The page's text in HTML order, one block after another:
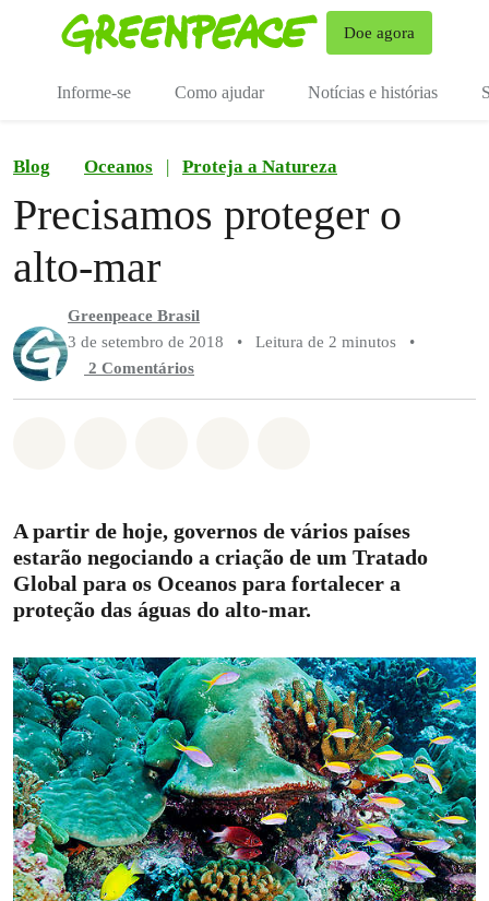
Doe agora
Informe-se Como ajudar Notícias e histórias
Blog Oceanos | Proteja a Natureza
Precisamos proteger o
alto-mar
Greenpeace Brasil
3 de setembro de 2018
• Leitura de 2 minutos
•
2 Comentários
A partir de hoje, governos de vários países
estarão negociando a criação de um Tratado
Global para os Oceanos para fortalecer a
proteção das águas do alto-mar.